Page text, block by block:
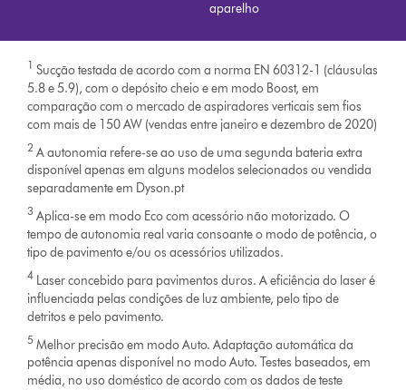
aparelho
1 Sucção testada de acordo com a norma EN 60312-1 (cláusulas
5.8 e 5.9), com o depósito cheio e em modo Boost, em
comparação com o mercado de aspiradores verticais sem fios
com mais de 150 AW (vendas entre janeiro e dezembro de 2020)
2 A autonomia refere-se ao uso de uma segunda bateria extra
disponível apenas em alguns modelos selecionados ou vendida
separadamente em Dyson.pt
3 Aplica-se em modo Eco com acessório não motorizado. O
tempo de autonomia real varia consoante o modo de potência, o
tipo de pavimento e/ou os acessórios utilizados.
4 Laser concebido para pavimentos duros. A eficiência do laser é
influenciada pelas condições de luz ambiente, pelo tipo de
detritos e pelo pavimento.
5 Melhor precisão em modo Auto. Adaptação automática da
potência apenas disponível no modo Auto. Testes baseados, em
média, no uso doméstico de acordo com os dados de teste